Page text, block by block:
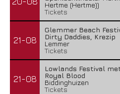
Hertme (Hertme))
Tickets
21-08
Glemmer Beach
Dirty Daddies, Krezip
Lemmer
Tickets
21-08
Lowlands Festival
Royal Blood
Biddinghuizen
Tickets